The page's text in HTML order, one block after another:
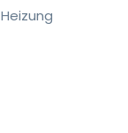
Heizung